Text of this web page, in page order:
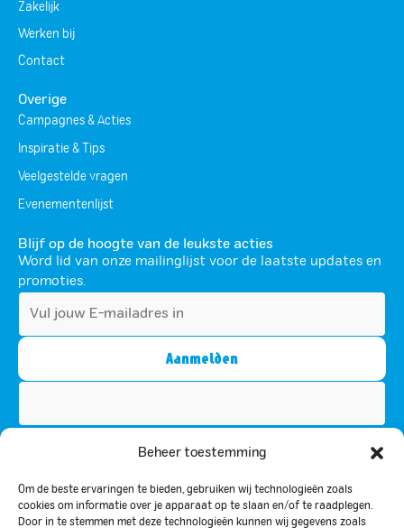
Beheer toestemming
Om de beste ervaringen te bieden, gebruiken wij technologieën zoals
cookies om informatie over je apparaat op te slaan en/of te raadplegen.
Door in te stemmen met deze technologieën kunnen wij gegevens zoals
Zakelijk
Werken bij
Contact
Overige
Campagnes & Acties
Inspiratie & Tips
Veelgestelde vragen
Evenementenlijst
Blijf op de hoogte van de leukste acties
Word lid van onze mailinglijst voor de laatste updates en
promoties.
Dit veld is bedoeld voor validatiedoeleinden en moet niet
Door u te abonneren, gaat u akkoord met ons privacybeleid en stemt u
ermee in om updates van ons te ontvangen.